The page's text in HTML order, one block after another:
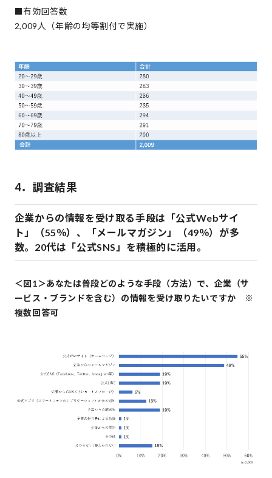
■有効回答数
2,009人（年齢の均等割付で実施）
4．調査結果
企業からの情報を受け取る手段は「公式Webサイ
ト」（55％）、「メールマガジン」（49％）が多
数。20代は「公式SNS」を積極的に活用。
＜図1＞あなたは普段どのような手段（方法）で、企業（サ
ービス・ブランドを含む）の情報を受け取りたいですか ※
複数回答可